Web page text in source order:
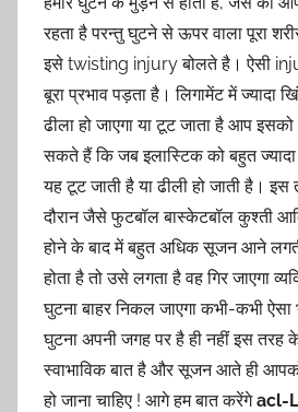
रहता है परन्तु घुटने से ऊपर वाला पूरा
इसे twisting injury बोलते है। ऐसी
बूरा प्रभाव पड़ता है। लिगामेंट में ज्यादा
ढीला हो जाएगा या टूट जाता है आप
सकते हैं कि जब इलास्टिक को बहुत ज्यादा
यह टूट जाती है या ढीली हो जाती है।
दौरान जैसे फुटबॉल बास्केटबॉल कुश्ती
होने के बाद में बहुत अधिक सूजन आने
होता है तो उसे लगता है वह गिर जाएगा
घुटना बाहर निकल जाएगा कभी-कभी ऐसा
घुटना अपनी जगह पर है ही नहीं इस
स्वाभाविक बात है और सूजन आते ही
हो जाना चाहिए ! आगे हम बात करेंगेacl-